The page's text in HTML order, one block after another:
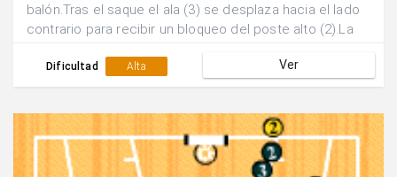
balón.Tras el saque el ala (3) se desplaza hacia el lado
contrario para recibir un bloqueo del poste alto (2).La
posibilidades; a) Finalización del (1) en tiro. b) Pase al
(3) y finalización de éste.
Dificultad Alta Ver